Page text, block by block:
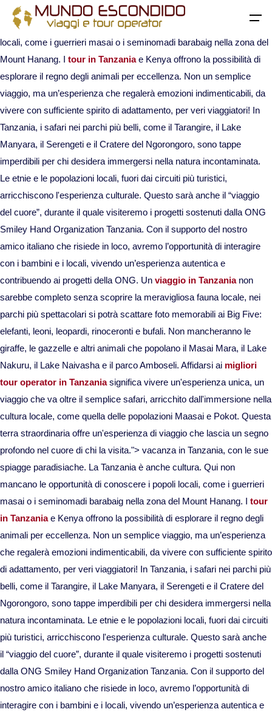
vacanza in Tanzania, con le sue spiagge paradisiache. La Tanzania è
anche cultura. Qui non mancano le opportunità di conoscere i popoli
locali, come i guerrieri masai o i seminomadi barabaig nella zona del
Mount Hanang. I tour in Tanzaniae Kenya offrono la possibilità di
esplorare il regno degli animali per eccellenza. Non un semplice
viaggio, ma un’esperienza che regalerà emozioni indimenticabili, da
vivere con sufficiente spirito di adattamento, per veri viaggiatori! In
Tanzania, i safari nei parchi più belli, come il Tarangire, il Lake
Manyara, il Serengeti e il Cratere del Ngorongoro, sono tappe
imperdibili per chi desidera immergersi nella natura incontaminata.
Le etnie e le popolazioni locali, fuori dai circuiti più turistici,
arricchiscono l'esperienza culturale. Questo sarà anche il “viaggio
del cuore”, durante il quale visiteremo i progetti sostenuti dalla ONG
Smiley Hand Organization Tanzania. Con il supporto del nostro
amico italiano che risiede in loco, avremo l’opportunità di interagire
con i bambini e i locali, vivendo un’esperienza autentica e
contribuendo ai progetti della ONG. Un viaggio in Tanzanianon
sarebbe completo senza scoprire la meravigliosa fauna locale, nei
parchi più spettacolari si potrà scattare foto memorabili ai Big Five:
elefanti, leoni, leopardi, rinoceronti e bufali. Non mancheranno le
giraffe, le gazzelle e altri animali che popolano il Masai Mara, il Lake
Nakuru, il Lake Naivasha e il parco Amboseli. Affidarsi ai migliori
tour operator in Tanzaniasignifica vivere un'esperienza unica, un
viaggio che va oltre il semplice safari, arricchito dall'immersione nella
cultura locale, come quella delle popolazioni Maasai e Pokot. Questa
terra straordinaria offre un'esperienza di viaggio che lascia un segno
profondo nel cuore di chi la visita."> vacanza in Tanzania, con le sue
spiagge paradisiache. La Tanzania è anche cultura. Qui non
mancano le opportunità di conoscere i popoli locali, come i guerrieri
masai o i seminomadi barabaig nella zona del Mount Hanang. I tour
in Tanzaniae Kenya offrono la possibilità di esplorare il regno degli
animali per eccellenza. Non un semplice viaggio, ma un’esperienza
che regalerà emozioni indimenticabili, da vivere con sufficiente spirito
di adattamento, per veri viaggiatori! In Tanzania, i safari nei parchi più
belli, come il Tarangire, il Lake Manyara, il Serengeti e il Cratere del
Ngorongoro, sono tappe imperdibili per chi desidera immergersi nella
natura incontaminata. Le etnie e le popolazioni locali, fuori dai circuiti
più turistici, arricchiscono l'esperienza culturale. Questo sarà anche
il “viaggio del cuore”, durante il quale visiteremo i progetti sostenuti
dalla ONG Smiley Hand Organization Tanzania. Con il supporto del
nostro amico italiano che risiede in loco, avremo l’opportunità di
interagire con i bambini e i locali, vivendo un’esperienza autentica e
All filters
Menu
Home
Destinazioni
Torna
Africa
Viaggi in Algeria
Viaggi in Egitto
Viaggi in Marocco
Viaggi in Mauritania
Viaggi in Mauritius
Viaggi in Mozambico e Kruger
Viaggi in Senegal
Viaggi in Uganda
Viaggi in Kenya
Viaggi in Madagascar
Viaggi in Namibia
Viaggi in Sudafrica
Viaggi in Tanzania
Asia
Viaggi di gruppo
Viaggi su misura
Viaggi avventura nuove tendenze
Viaggi safari